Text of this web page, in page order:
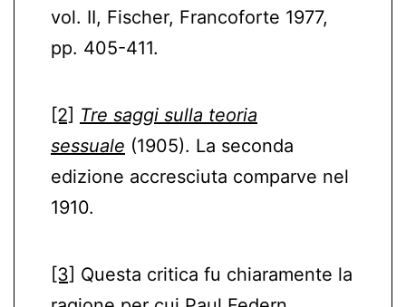
vol. II, Fischer, Francoforte 1977,
pp. 405-411.
[2] Tre saggi sulla teoria
sessuale (1905). La seconda
edizione accresciuta comparve nel
1910.
[3] Questa critica fu chiaramente la